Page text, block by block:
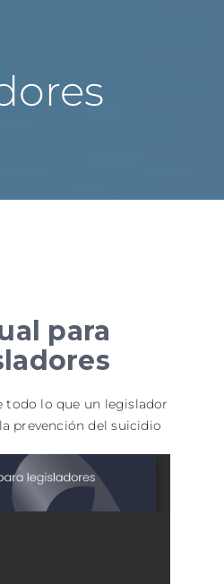
para
todo lo que un legislador
prevención del suicidio